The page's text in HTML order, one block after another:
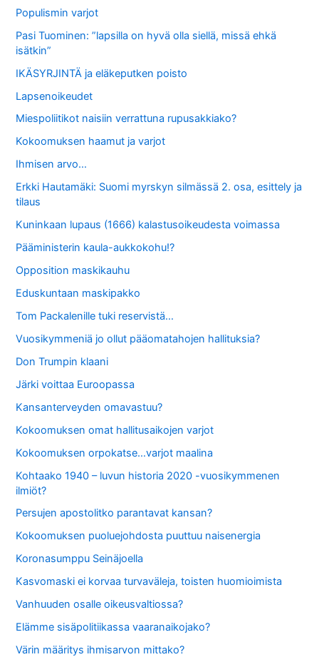
Populismin varjot
Pasi Tuominen: ”lapsilla on hyvä olla siellä, missä ehkä
isätkin”
IKÄSYRJINTÄ ja eläkeputken poisto
Lapsenoikeudet
Miespoliitikot naisiin verrattuna rupusakkiako?
Kokoomuksen haamut ja varjot
Ihmisen arvo…
Erkki Hautamäki: Suomi myrskyn silmässä 2. osa, esittely ja
tilaus
Kuninkaan lupaus (1666) kalastusoikeudesta voimassa
Pääministerin kaula-aukkokohu!?
Opposition maskikauhu
Eduskuntaan maskipakko
Tom Packalenille tuki reservistä…
Vuosikymmeniä jo ollut pääomatahojen hallituksia?
Don Trumpin klaani
Järki voittaa Euroopassa
Kansanterveyden omavastuu?
Kokoomuksen omat hallitusaikojen varjot
Kokoomuksen orpokatse…varjot maalina
Kohtaako 1940 – luvun historia 2020 -vuosikymmenen
ilmiöt?
Persujen apostolitko parantavat kansan?
Kokoomuksen puoluejohdosta puuttuu naisenergia
Koronasumppu Seinäjoella
Kasvomaski ei korvaa turvaväleja, toisten huomioimista
Vanhuuden osalle oikeusvaltiossa?
Elämme sisäpolitiikassa vaaranaikojako?
Värin määritys ihmisarvon mittako?